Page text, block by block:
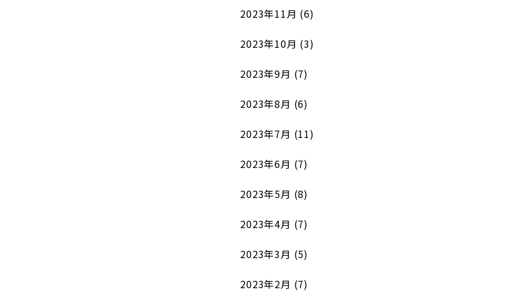
2023年11月 (6)
2023年10月 (3)
2023年9月 (7)
2023年8月 (6)
2023年7月 (11)
2023年6月 (7)
2023年5月 (8)
2023年4月 (7)
2023年3月 (5)
2023年2月 (7)